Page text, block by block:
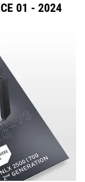
01 - 2024